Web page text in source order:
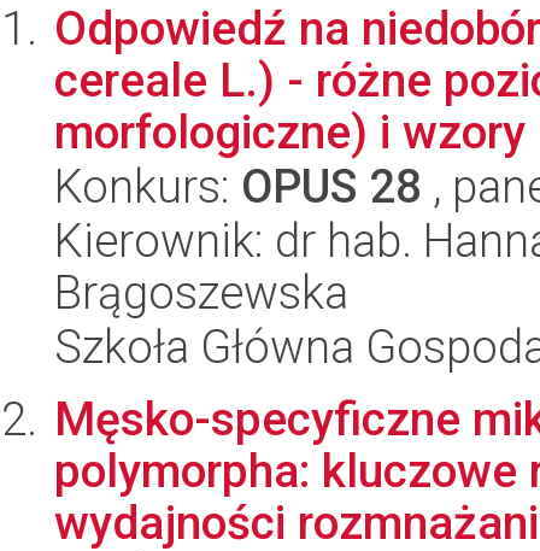
Odpowiedź na
cereale L.) - różne
morfologiczne) i
Konkurs: OPUS 28 ,
Kierownik: dr hab.
Brągoszewska
Szkoła Główna
Męsko-specyficzne
polymorpha: kluczowe
wydajności